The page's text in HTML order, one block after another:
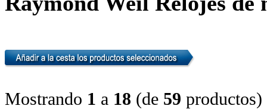
Mostrando 1 a 18 (de 59 productos)